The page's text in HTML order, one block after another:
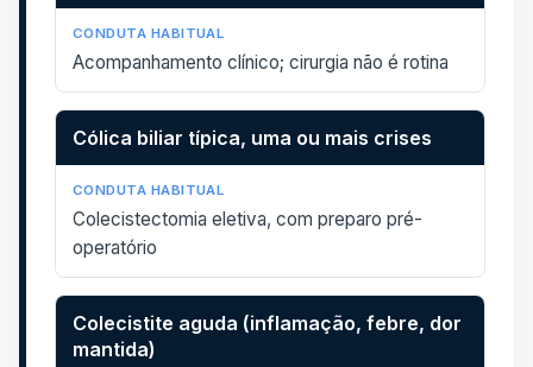
Acompanhamento clínico; cirurgia não é rotina
Cólica biliar típica, uma ou mais crises
Colecistectomia eletiva, com preparo pré-
operatório
Colecistite aguda (inflamação, febre, dor
mantida)